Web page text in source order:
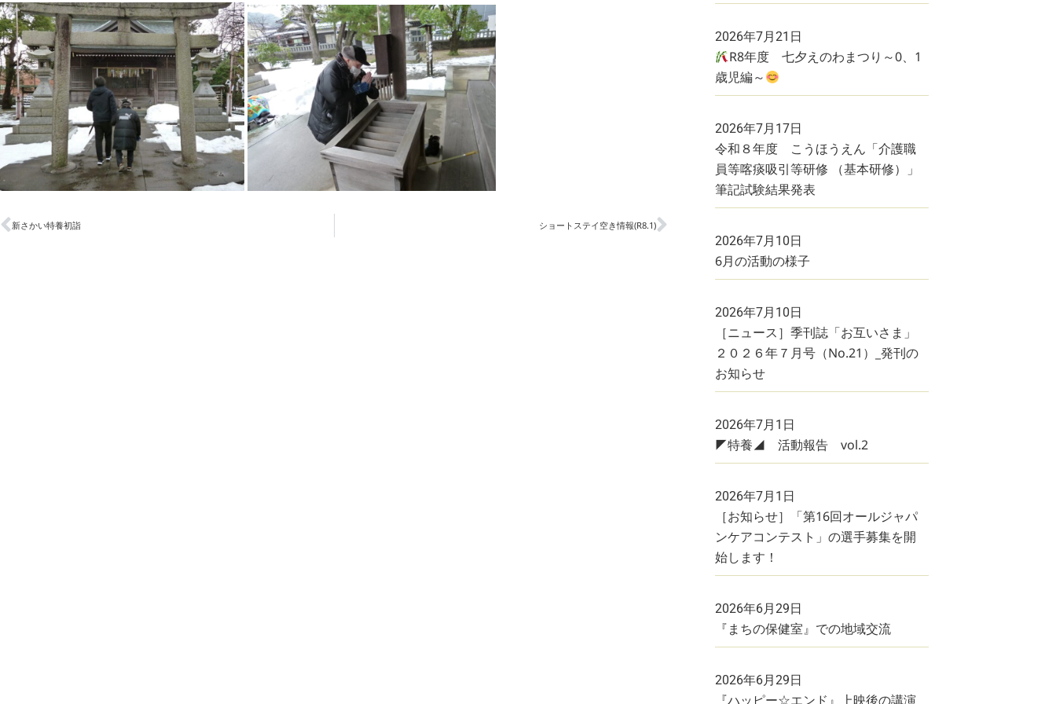
新さかい特養初詣 ショートステイ空き情報(R8.1)
2026年7月21日
R8年度 七夕えのわまつり～0、1
歳児編～
2026年7月17日
令和８年度 こうほうえん「介護職
員等喀痰吸引等研修 （基本研修）」
筆記試験結果発表
2026年7月10日
6月の活動の様子
2026年7月10日
［ニュース］季刊誌「お互いさま」
２０２６年７月号（No.21）_発刊の
お知らせ
2026年7月1日
◤特養◢ 活動報告 vol.2
2026年7月1日
［お知らせ］「第16回オールジャパ
ンケアコンテスト」の選手募集を開
始します！
2026年6月29日
『まちの保健室』での地域交流
2026年6月29日
『ハッピー☆エンド』上映後の講演